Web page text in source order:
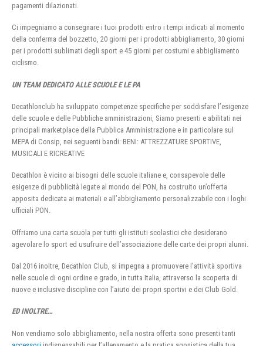
pagamenti dilazionati.
Ci impegniamo a consegnare i tuoi prodotti entro i tempi indicati al momento
della conferma del bozzetto, 20 giorni per i prodotti abbigliamento, 30 giorni
per i prodotti sublimati degli sport e 45 giorni per costumi e abbigliamento
ciclismo.
UN TEAM DEDICATO ALLE SCUOLE E LE PA
Decathlonclub ha sviluppato competenze specifiche per soddisfare l’esigenze
delle scuole e delle Pubbliche amministrazioni, Siamo presenti e abilitati nei
principali marketplace della Pubblica Amministrazione e in particolare sul
MEPA di Consip, nei seguenti bandi: BENI: ATTREZZATURE SPORTIVE,
MUSICALI E RICREATIVE
Decathlon è vicino ai bisogni delle scuole italiane e, consapevole delle
esigenze di pubblicità legate al mondo del PON, ha costruito un’offerta
apposita dedicata ai materiali e all’abbigliamento personalizzabile con i loghi
ufficiali PON.
Offriamo una carta scuola per tutti gli istituti scolastici che desiderano
agevolare lo sport ed usufruire dell’associazione delle carte dei propri alunni.
Dal 2016 inoltre, Decathlon Club, si impegna a promuovere l’attività sportiva
nelle scuole di ogni ordine e grado, in tutta Italia, attraverso la scoperta di
nuove e inclusive discipline con l’aiuto dei propri sportivi e dei Club Gold.
ED INOLTRE…
Non vendiamo solo abbigliamento, nella nostra offerta sono presenti tanti